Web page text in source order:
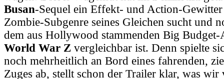
Busan-Sequel ein Effekt- und Action-
Zombie-Subgenre seines Gleichen sucht und
dem aus Hollywood stammenden Big
World War Z vergleichbar ist. Denn spielte
noch mehrheitlich an Bord eines fahrenden,
Zuges ab, stellt schon der Trailer klar, was wir